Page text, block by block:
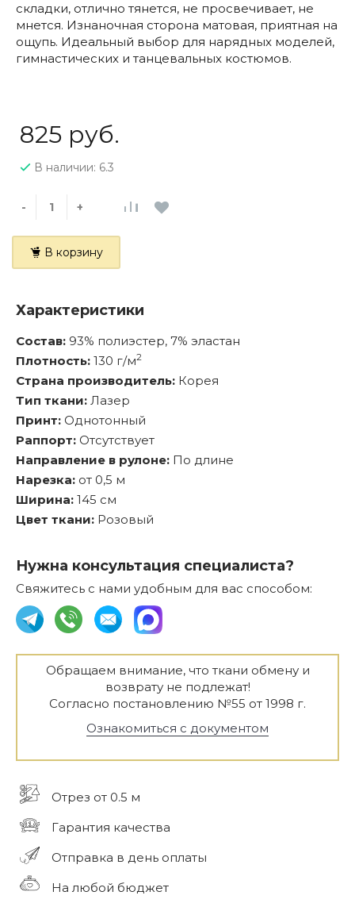
складки, отлично тянется, не просвечивает, не
мнется. Изнаночная сторона матовая, приятная на
ощупь. Идеальный выбор для нарядных моделей,
гимнастических и танцевальных костюмов.
825 руб.
В наличии: 6.3
- +
В корзину
Характеристики
Состав: 93% полиэстер, 7% эластан
Плотность: 130 г/м2
Страна производитель: Корея
Тип ткани: Лазер
Принт: Однотонный
Раппорт: Отсутствует
Направление в рулоне: По длине
Нарезка: от 0,5 м
Ширина: 145 см
Цвет ткани: Розовый
Нужна консультация специалиста?
Свяжитесь с нами удобным для вас способом:
Обращаем внимание, что ткани обмену и
возврату не подлежат!
Согласно постановлению №55 от 1998 г.
Ознакомиться с документом
Отрез от 0.5 м
Гарантия качества
Отправка в день оплаты
На любой бюджет